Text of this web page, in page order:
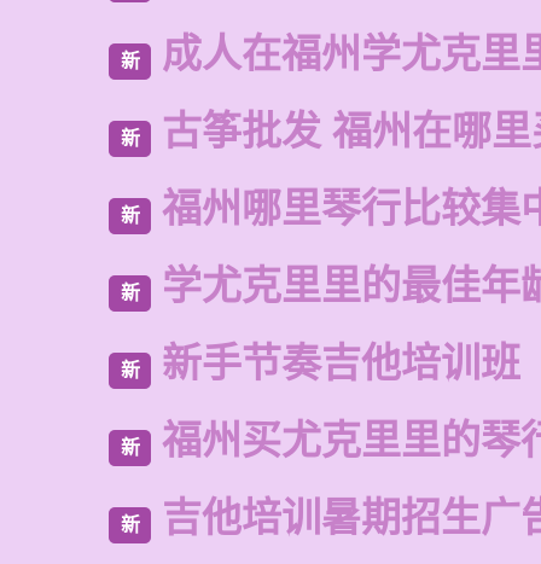
新 成人在福州学尤克里
新 古筝批发 福州在哪
新 福州哪里琴行比较集
新 学尤克里里的最佳年
新 新手节奏吉他培训班
新 福州买尤克里里的琴
新 吉他培训暑期招生广